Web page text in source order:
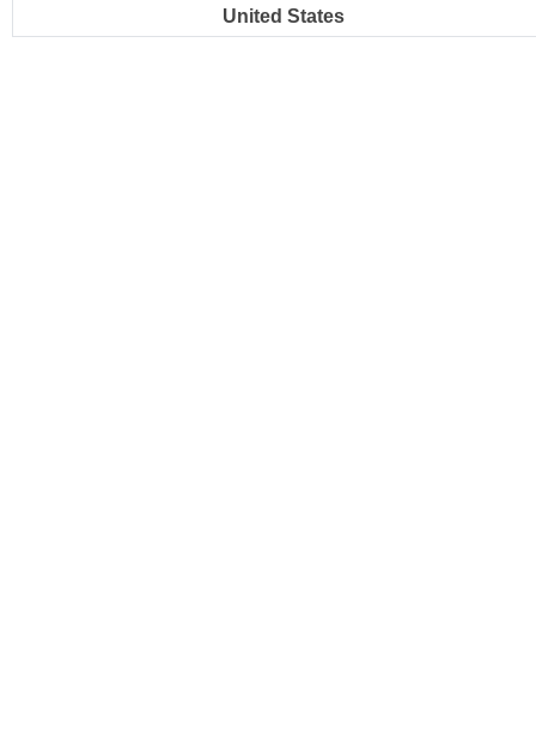
United States